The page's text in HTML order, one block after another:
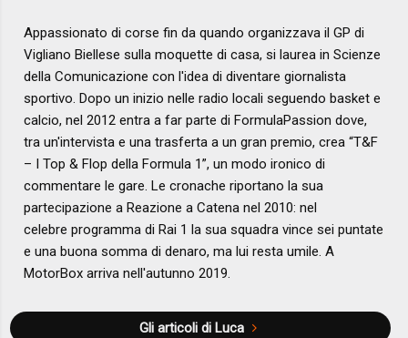
Appassionato di corse fin da quando organizzava il GP di
Vigliano Biellese sulla moquette di casa, si laurea in Scienze
della Comunicazione con l'idea di diventare giornalista
sportivo. Dopo un inizio nelle radio locali seguendo basket e
calcio, nel 2012 entra a far parte di FormulaPassion dove,
tra un'intervista e una trasferta a un gran premio, crea “T&F
– I Top & Flop della Formula 1”, un modo ironico di
commentare le gare. Le cronache riportano la sua
partecipazione a Reazione a Catena nel 2010: nel
celebre programma di Rai 1 la sua squadra vince sei puntate
e una buona somma di denaro, ma lui resta umile. A
MotorBox arriva nell'autunno 2019.
Gli articoli di Luca